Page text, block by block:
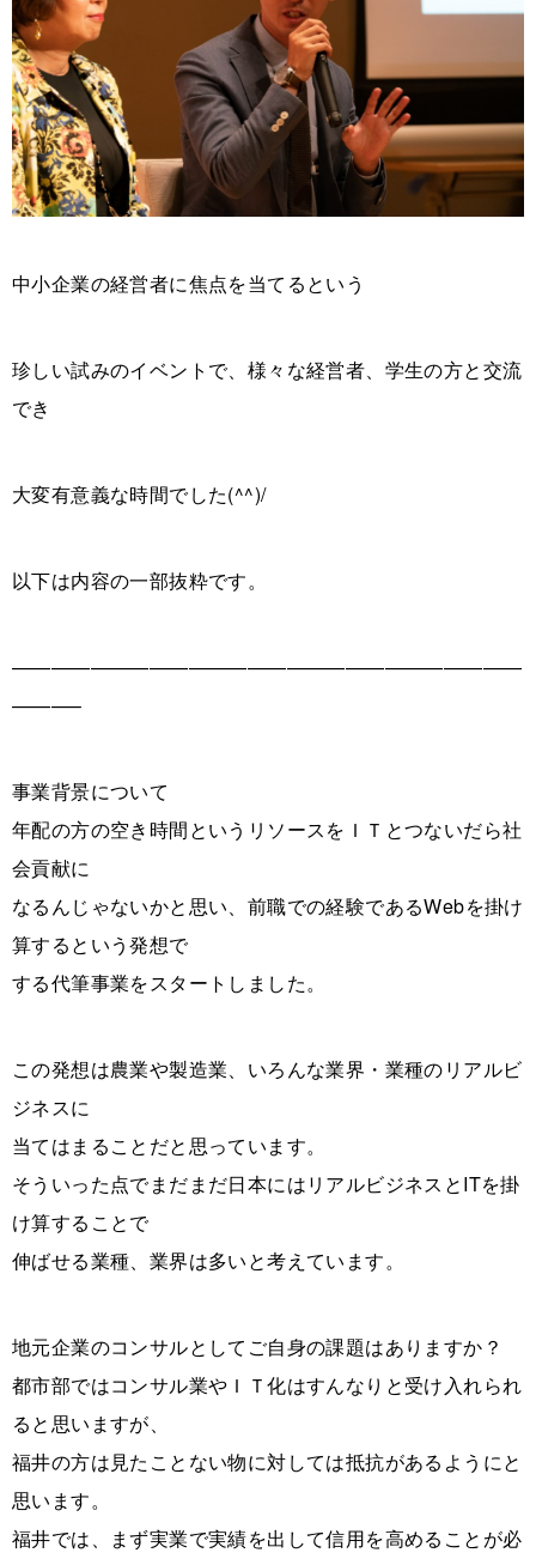
中小企業の経営者に焦点を当てるという
珍しい試みのイベントで、様々な経営者、学生の方と交流
でき
大変有意義な時間でした(^^)/
以下は内容の一部抜粋です。
——————————————————————————
———–
事業背景について
年配の方の空き時間というリソースをＩＴとつないだら社
会貢献に
なるんじゃないかと思い、前職での経験であるWebを掛け
算するという発想で
する代筆事業をスタートしました。
この発想は農業や製造業、いろんな業界・業種のリアルビ
ジネスに
当てはまることだと思っています。
そういった点でまだまだ日本にはリアルビジネスとITを掛
け算することで
伸ばせる業種、業界は多いと考えています。
地元企業のコンサルとしてご自身の課題はありますか？
都市部ではコンサル業やＩＴ化はすんなりと受け入れられ
ると思いますが、
福井の方は見たことない物に対しては抵抗があるようにと
思います。
福井では、まず実業で実績を出して信用を高めることが必